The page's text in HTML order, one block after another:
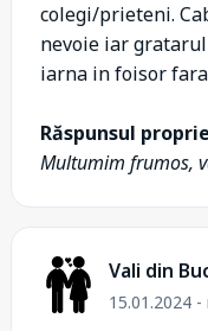
colegi/prieteni.
nevoie iar
iarna in foisor
Răspunsul
Multumim frumos,
Vali din
15.01.2024